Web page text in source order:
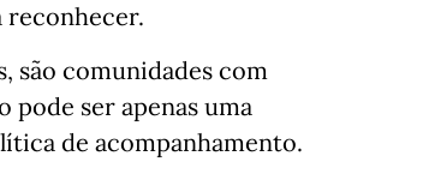
reconhecer.
são comunidades com
pode ser apenas uma
de acompanhamento.